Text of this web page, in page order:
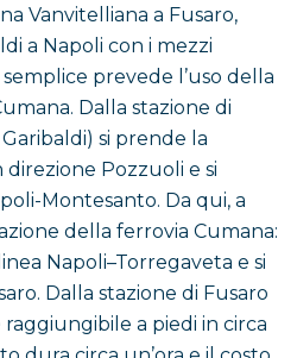
Vanvitelliana a Fusaro,
a Napoli con i mezzi
prevede l’uso della
Dalla stazione di
si prende la
Pozzuoli e si
Montesanto. Da qui, a
della ferrovia Cumana:
Napoli–Torregaveta e si
Dalla stazione di Fusaro
raggiungibile a piedi in circa